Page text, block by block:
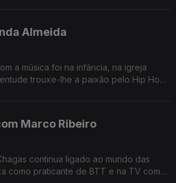
Almeida
a música foi na infância, na igreja
trouxe-lhe a paixão pelo Hip Hop
Marco Ribeiro
continua ligado ao mundo das
como praticante de BTT e na TV como